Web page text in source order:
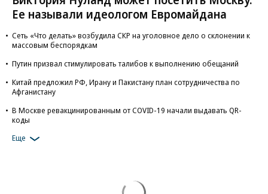
Ее называли идеологом Евромайдана
Сеть «Что делать» возбудила СКР на уголовное дело о склонении к
массовым беспорядкам
Путин призвал стимулировать талибов к выполнению обещаний
Китай предложил РФ, Ирану и Пакистану план сотрудничества по
Афганистану
В Москве ревакцинированным от COVID-19 начали выдавать QR-
коды
Еще